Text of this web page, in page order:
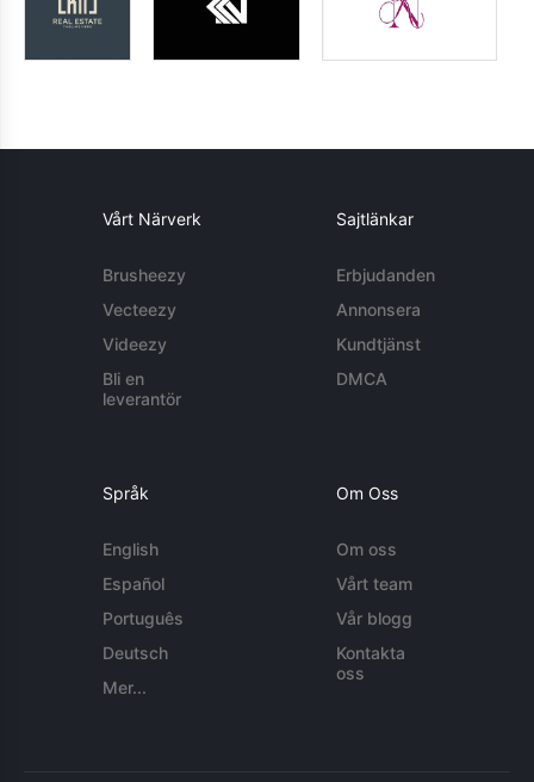
Vårt Närverk
Brusheezy
Vecteezy
Videezy
Bli en
leverantör
Sajtlänkar
Erbjudanden
Annonsera
Kundtjänst
DMCA
Språk
English
Español
Português
Deutsch
Mer...
Om Oss
Om oss
Vårt team
Vår blogg
Kontakta
oss